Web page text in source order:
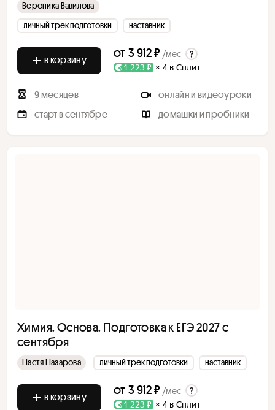
Вероника Вавилова
личный трек подготовки
наставник
в корзину от 3 912 ₽ /мес
1 223 ₽ × 4 в Сплит
9 месяцев
онлайн и видеоуроки
старт в сентябре
домашки и пробники
Химия. Основа. Подготовка к ЕГЭ 2027 с
сентября
Настя Назарова личный трек подготовки наставник
в корзину от 3 912 ₽ /мес
1 223 ₽ × 4 в Сплит